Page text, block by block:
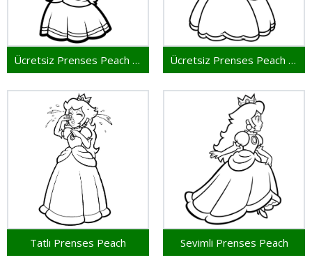
Ücretsiz Prenses Peach Resmi Ücretsiz Prenses Peach Çocuklar İçin
Tatlı Prenses Peach Sevimli Prenses Peach